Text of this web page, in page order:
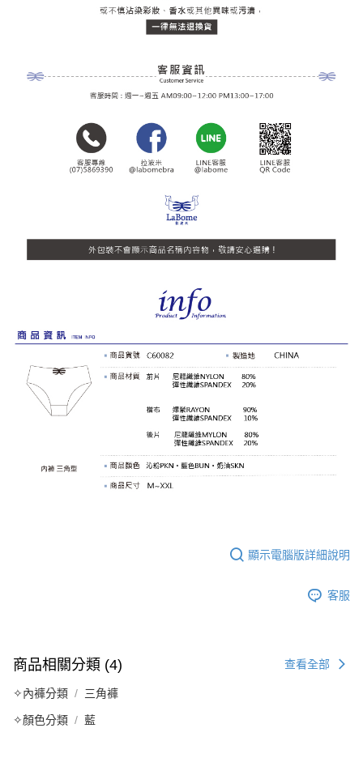
顯示電腦版詳細說明
客服
商品相關分類 (4) 查看全部
✧內褲分類 三角褲
✧顏色分類 藍